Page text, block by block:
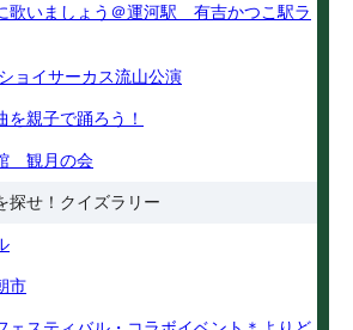
歌いましょう＠運河駅 有吉かつこ駅ラ
ョイサーカス流山公演
を親子で踊ろう！
観月の会
探せ！クイズラリー
市